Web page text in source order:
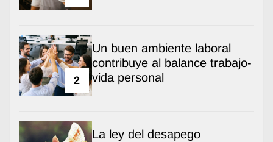
2
Un buen ambiente laboral
contribuye al balance trabajo-
vida personal
La ley del desapego